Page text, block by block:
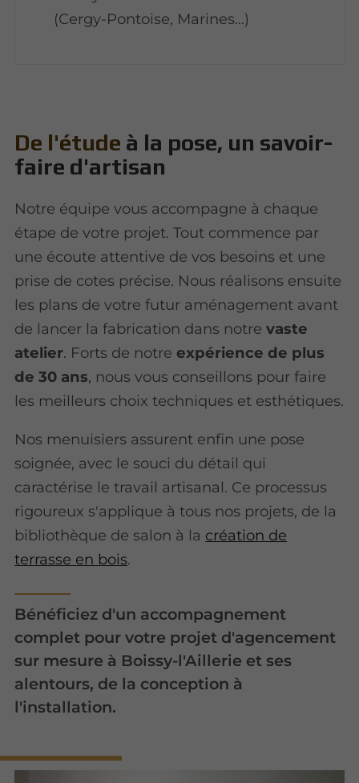
(Cergy-Pontoise, Marines...)
De l'étude à la pose, un savoir-
faire d'artisan
Notre équipe vous accompagne à chaque
étape de votre projet. Tout commence par
une écoute attentive de vos besoins et une
prise de cotes précise. Nous réalisons ensuite
les plans de votre futur aménagement avant
de lancer la fabrication dans notrevaste
atelier. Forts de notreexpérience de plus
de 30 ans, nous vous conseillons pour faire
les meilleurs choix techniques et esthétiques.
Nos menuisiers assurent enfin une pose
soignée, avec le souci du détail qui
caractérise le travail artisanal. Ce processus
rigoureux s'applique à tous nos projets, de la
bibliothèque de salon à la création de
terrasse en bois.
Bénéficiez d'un accompagnement
complet pour votre projet d'agencement
sur mesure à Boissy-l'Aillerie et ses
alentours, de la conception à
l'installation.